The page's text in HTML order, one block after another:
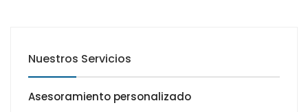
Nuestros Servicios
Asesoramiento personalizado